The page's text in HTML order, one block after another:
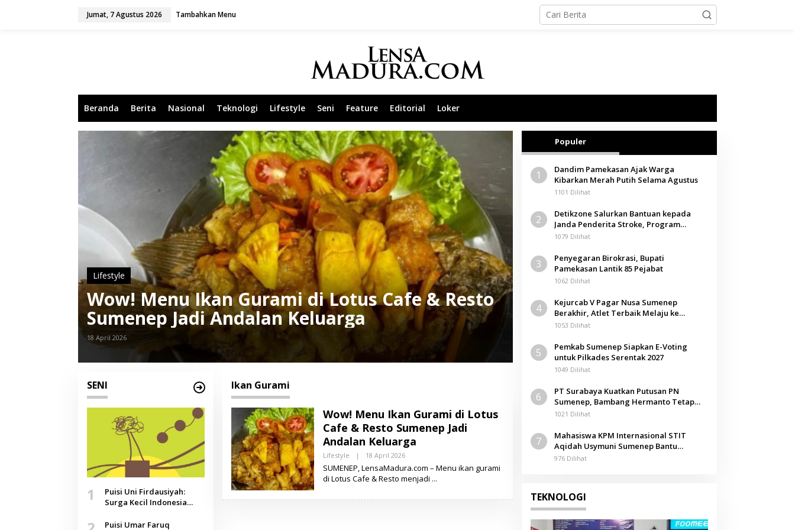
Jumat, 7 Agustus 2026 Tambahkan Menu
Beranda Berita Nasional Teknologi Lifestyle Seni Feature Editorial Loker
Lifestyle
Wow! Menu Ikan Gurami di Lotus Cafe & Resto
Sumenep Jadi Andalan Keluarga
18 April 2026
SENI
1
Puisi Uni Firdausiyah:
Surga Kecil Indonesia
Doa yang Jauh, Narasi
Puisi Umar Faruq
Ikan Gurami
Wow! Menu Ikan Gurami di Lotus
Cafe & Resto Sumenep Jadi
Andalan Keluarga
Lifestyle | 18 April 2026O
E
H
SUMENEP, LensaMadura.com – Menu ikan gurami
di Lotus Cafe & Resto menjadi
Populer
1
Dandim Pamekasan Ajak Warga
Kibarkan Merah Putih Selama Agustus
1101 Dilihat
2
Detikzone Salurkan Bantuan kepada
Janda Penderita Stroke, Program
Berbagi Masuki Hari ke-61
1079 Dilihat
3
Penyegaran Birokrasi, Bupati
Pamekasan Lantik 85 Pejabat
1062 Dilihat
4
Kejurcab V Pagar Nusa Sumenep
Berakhir, Atlet Terbaik Melaju ke
Kejurwil Jatim
1053 Dilihat
5
Pemkab Sumenep Siapkan E-Voting
untuk Pilkades Serentak 2027
1049 Dilihat
6
PT Surabaya Kuatkan Putusan PN
Sumenep, Bambang Hermanto Tetap
Dinyatakan Pemilik Sah Tanah di
1021 Dilihat
7
Mahasiswa KPM Internasional STIT
Aqidah Usymuni Sumenep Bantu
Pengurusan Jenazah WNI di Malaysia
976 Dilihat
TEKNOLOGI